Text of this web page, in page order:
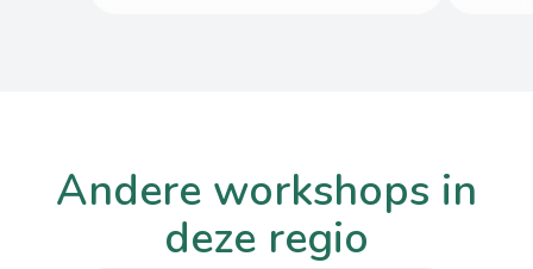
andere workshops in
deze regio